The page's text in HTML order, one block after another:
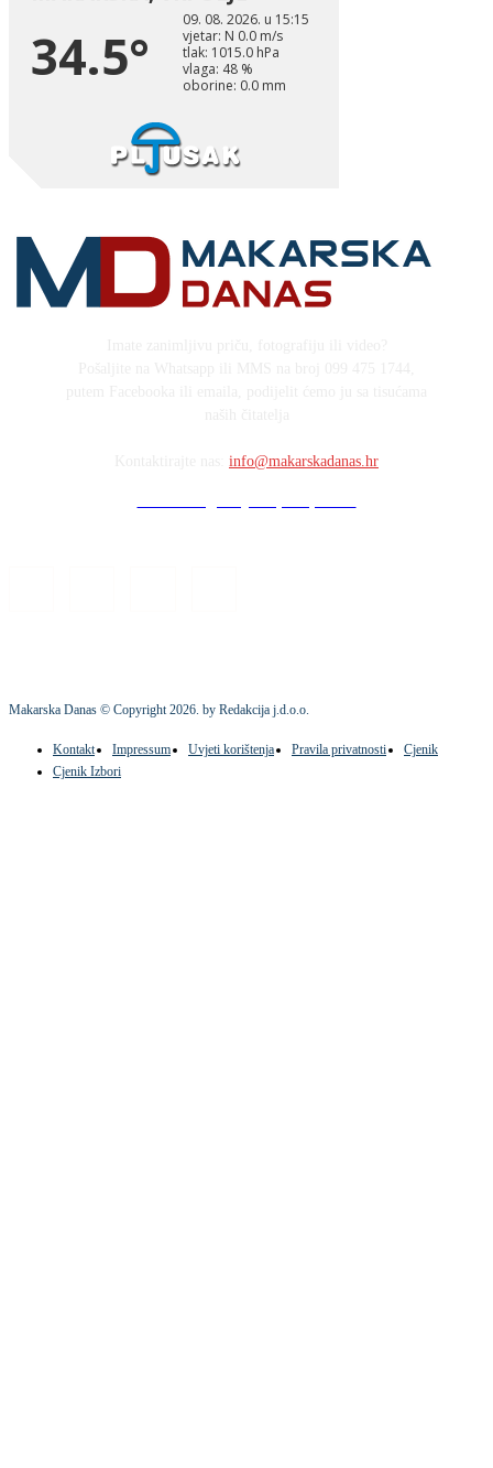
info@makarskadanas.hr
Makarska Danas © Copyright2026. by Redakcija j.d.o.o.
Kontakt Impressum Uvjeti korištenja Pravila privatnosti
Cjenik
Cjenik Izbori